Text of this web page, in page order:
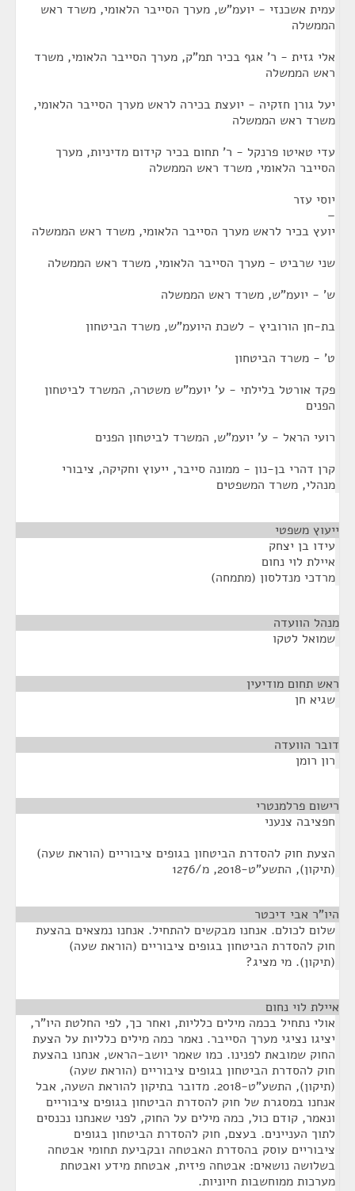
עמית אשכנזי - יועמ"ש, מערך הסייבר הלאומי, משרד ראש
הממשלה
אלי גזית - ר' אגף בכיר תמ"ק, מערך הסייבר הלאומי, משרד
ראש הממשלה
יעל גורן חזקיה - יועצת בכירה לראש מערך הסייבר הלאומי,
משרד ראש הממשלה
עדי טאיטו פרנקל - ר' תחום בכיר קידום מדיניות, מערך
הסייבר הלאומי, משרד ראש הממשלה
יוסי עזר
–
יועץ בכיר לראש מערך הסייבר הלאומי, משרד ראש הממשלה
שני שרביט - מערך הסייבר הלאומי, משרד ראש הממשלה
ש' - יועמ"ש, משרד ראש הממשלה
בת-חן הורוביץ - לשכת היועמ"ש, משרד הביטחון
ט' - משרד הביטחון
פקד אורטל בלילתי - ע' יועמ"ש משטרה, המשרד לביטחון
הפנים
רועי הראל - ע' יועמ"ש, המשרד לביטחון הפנים
קרן דהרי בן-נון - ממונה סייבר, ייעוץ וחקיקה, ציבורי
מנהלי, משרד המשפטים
ייעוץ משפטי
עידו בן יצחק
איילת לוי נחום
מרדכי מנדלסון (מתמחה)
מנהל הוועדה
שמואל לטקו
ראש תחום מודיעין
שגיא חן
דובר הוועדה
רון רומן
רישום פרלמנטרי
חפציבה צנעני
הצעת חוק להסדרת הביטחון בגופים ציבוריים (הוראת שעה)
(תיקון), התשע"ט-2018, מ/1276
היו"ר אבי דיכטר
שלום לכולם. אנחנו מבקשים להתחיל. אנחנו נמצאים בהצעת
חוק להסדרת הביטחון בגופים ציבוריים (הוראת שעה)
(תיקון). מי מציג?
איילת לוי נחום
אולי נתחיל בכמה מילים כלליות, ואחר כך, לפי החלטת היו"ר,
יציגו נציגי מערך הסייבר. נאמר כמה מילים כלליות על הצעת
החוק שמובאת לפנינו. כמו שאמר יושב-הראש, אנחנו בהצעת
חוק להסדרת הביטחון בגופים ציבוריים (הוראת שעה)
(תיקון), התשע"ט-2018. מדובר בתיקון להוראת השעה, אבל
אנחנו במסגרת של חוק להסדרת הביטחון בגופים ציבוריים
ונאמר, קודם כול, כמה מילים על החוק, לפני שאנחנו נכנסים
לתוך העניינים. בעצם, חוק להסדרת הביטחון בגופים
ציבוריים עוסק בהסדרת האבטחה ובקביעת תחומי אבטחה
בשלושה נושאים: אבטחה פיזית, אבטחת מידע ואבטחת
מערכות ממוחשבות חיוניות.